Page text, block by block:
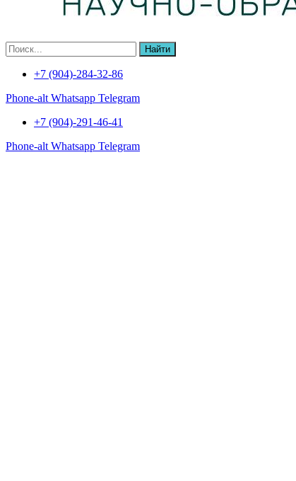
Найти
+7 (904)-284-32-86
Phone-alt Whatsapp Telegram
+7 (904)-291-46-41
Phone-alt Whatsapp Telegram